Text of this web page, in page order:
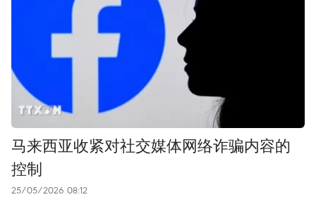
马来西亚收紧对社交媒体网络诈骗内容的
控制
25/05/2026 08:12